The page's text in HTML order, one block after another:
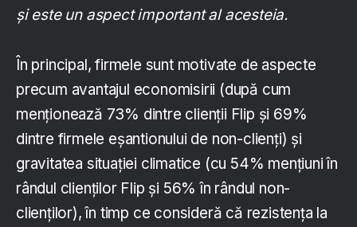
și este un aspect important al acesteia.
În principal, firmele sunt motivate de aspecte
precum avantajul economisirii (după cum
menționează 73% dintre clienții Flip și 69%
dintre firmele eșantionului de non-clienți) și
gravitatea situației climatice (cu 54% mențiuni în
rândul clienților Flip și 56% în rândul non-
clienților), în timp ce consideră că rezistența la